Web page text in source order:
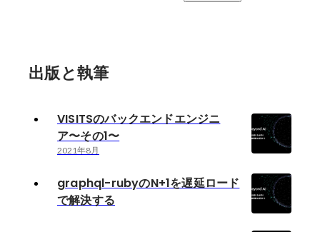
出版と執筆
VISITSのバックエンドエンジニ
ア〜その1〜
2021年8月
graphql-rubyのN+1を遅延ロード
で解決する